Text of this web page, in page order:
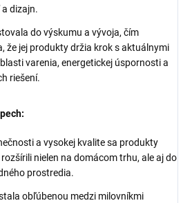
dizajn.
do výskumu a vývoja, čím
že jej produkty držia krok s aktuálnymi
varenia, energetickej úspornosti a
riešení.
a vysokej kvalite sa produkty
nielen na domácom trhu, ale aj do
prostredia.
obľúbenou medzi milovníkmi